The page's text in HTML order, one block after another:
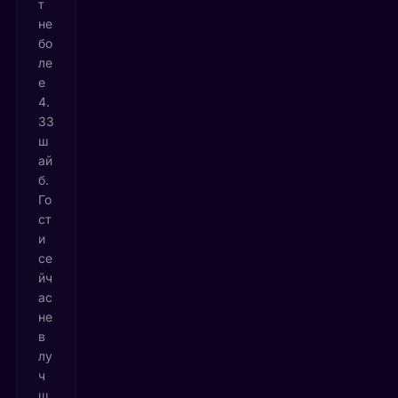
т
не
бо
ле
е
4.
33
ш
ай
б.
Го
ст
и
се
йч
ас
не
в
лу
ч
ш